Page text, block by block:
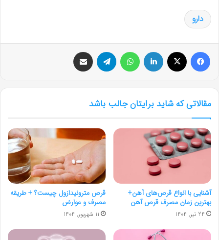
دارو
مقالاتی که شاید برایتان جالب باشد
آشنایی با انواع قرص‌های آهن+
بهترین زمان مصرف قرص آهن
24 تیر, 1404
قرص مترونیدازول چیست؟ + طریقه
مصرف و عوارض
11 شهریور, 1404